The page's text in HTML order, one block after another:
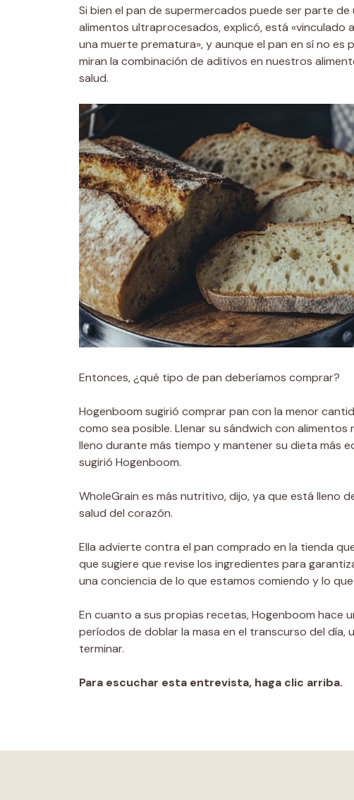
Si bien el pan de supermercados puede ser parte
alimentos ultraprocesados, explicó, está «vinculado
una muerte prematura», y aunque el pan en sí no
miran la combinación de aditivos en nuestros
salud.
Entonces, ¿qué tipo de pan deberíamos comprar?
Hogenboom sugirió comprar pan con la menor
como sea posible. Llenar su sándwich con
lleno durante más tiempo y mantener su dieta más
sugirió Hogenboom.
WholeGrain es más nutritivo, dijo, ya que está lleno
salud del corazón.
Ella advierte contra el pan comprado en la tienda
que sugiere que revise los ingredientes para
una conciencia de lo que estamos comiendo y lo
En cuanto a sus propias recetas, Hogenboom hace
períodos de doblar la masa en el transcurso del
terminar.
Para escuchar esta entrevista, haga clic arriba.